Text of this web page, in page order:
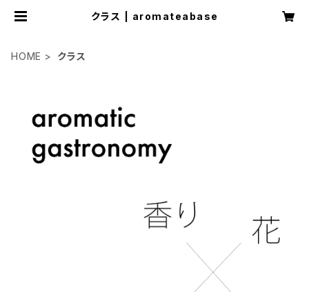
クラス | aromateabase
HOME クラス